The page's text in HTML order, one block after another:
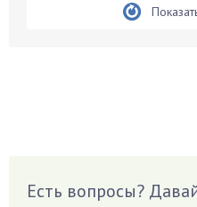
Вешенки
Есть вопросы?